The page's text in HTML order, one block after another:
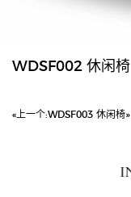
WDSF002 休闲椅
«上一个:WDSF003 休闲椅»